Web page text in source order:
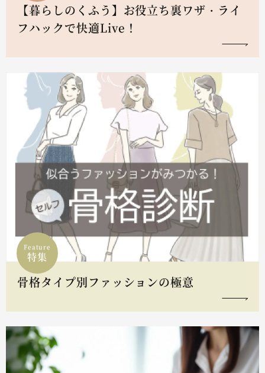
【暮らしのくふう】お役立ち裏ワザ・ライ
フハックで快適Live！
Feature
特集
骨格タイプ別ファッションの極意